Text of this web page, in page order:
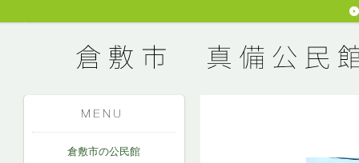
倉敷市の公民館